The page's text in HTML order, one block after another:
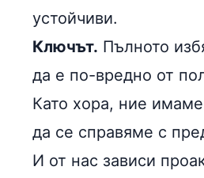
устойчиви.
Ключът. Пълното
да е по-вредно от
Като хора, ние
да се справяме с
И от нас зависи